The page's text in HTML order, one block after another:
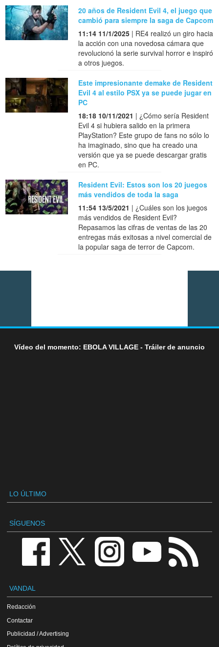
20 años de Resident Evil 4, el juego que
cambió para siempre la saga de Capcom
11:14 11/1/2025 | RE4 realizó un giro hacia
la acción con una novedosa cámara que
revolucionó la serie survival horror e inspiró
a otros juegos.
Este impresionante demake de Resident
Evil 4 al estilo PSX ya se puede jugar en
PC
18:18 10/11/2021 | ¿Cómo sería Resident
Evil 4 si hubiera salido en la primera
PlayStation? Este grupo de fans no sólo lo
ha imaginado, sino que ha creado una
versión que ya se puede descargar gratis
en PC.
Resident Evil: Estos son los 20 juegos
más vendidos de toda la saga
11:54 13/5/2021 | ¿Cuáles son los juegos
más vendidos de Resident Evil?
Repasamos las cifras de ventas de las 20
entregas más exitosas a nivel comercial de
la popular saga de terror de Capcom.
Vídeo del momento: EBOLA VILLAGE - Tráiler de anuncio
LO ÚLTIMO
SÍGUENOS
VANDAL
Redacción
Contactar
Publicidad / Advertising